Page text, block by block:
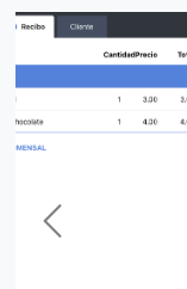
Previous